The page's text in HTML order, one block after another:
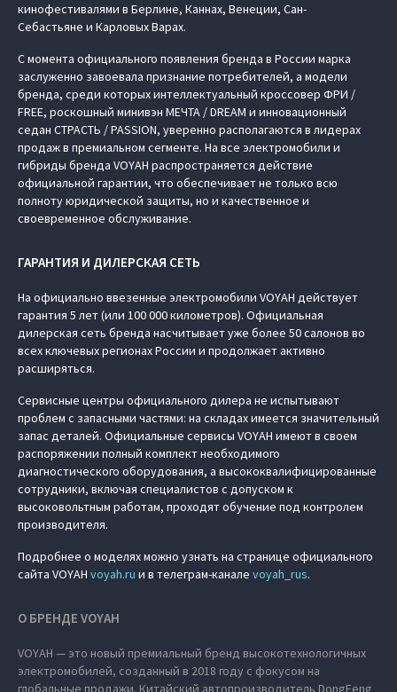
кинофестивалями в Берлине, Каннах, Венеции, Сан-
Себастьяне и Карловых Варах.
С момента официального появления бренда в России марка
заслуженно завоевала признание потребителей, а модели
бренда, среди которых интеллектуальный кроссовер ФРИ /
FREE, роскошный минивэн МЕЧТА / DREAM и инновационный
седан СТРАСТЬ / PASSION, уверенно располагаются в лидерах
продаж в премиальном сегменте. На все электромобили и
гибриды бренда VOYAH распространяется действие
официальной гарантии, что обеспечивает не только всю
полноту юридической защиты, но и качественное и
своевременное обслуживание.
ГАРАНТИЯ И ДИЛЕРСКАЯ СЕТЬ
На официально ввезенные электромобили VOYAH действует
гарантия 5 лет (или 100 000 километров). Официальная
дилерская сеть бренда насчитывает уже более 50 салонов во
всех ключевых регионах России и продолжает активно
расширяться.
Сервисные центры официального дилера не испытывают
проблем с запасными частями: на складах имеется значительный
запас деталей. Официальные сервисы VOYAH имеют в своем
распоряжении полный комплект необходимого
диагностического оборудования, а высококвалифицированные
сотрудники, включая специалистов с допуском к
высоковольтным работам, проходят обучение под контролем
производителя.
Подробнее о моделях можно узнать на странице официального
сайта VOYAH voyah.ru и в телеграм-канале voyah_rus.
О БРЕНДЕ VOYAH
VOYAH — это новый премиальный бренд высокотехнологичных
электромобилей, созданный в 2018 году с фокусом на
глобальные продажи. Китайский автопроизводитель DongFeng